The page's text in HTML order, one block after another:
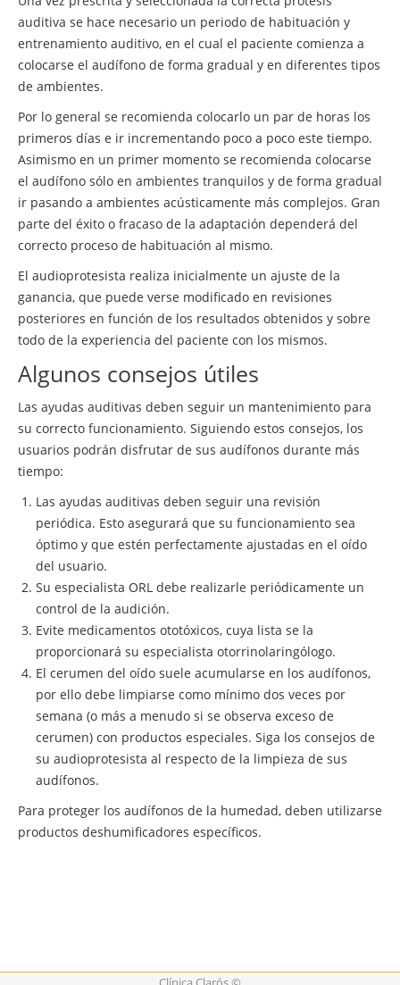
auditiva se hace necesario un periodo de habituación y
entrenamiento auditivo, en el cual el paciente comienza a
colocarse el audífono de forma gradual y en diferentes tipos
de ambientes.
Por lo general se recomienda colocarlo un par de horas los
primeros días e ir incrementando poco a poco este tiempo.
Asimismo en un primer momento se recomienda colocarse
el audífono sólo en ambientes tranquilos y de forma gradual
ir pasando a ambientes acústicamente más complejos. Gran
parte del éxito o fracaso de la adaptación dependerá del
correcto proceso de habituación al mismo.
El audioprotesista realiza inicialmente un ajuste de la
ganancia, que puede verse modificado en revisiones
posteriores en función de los resultados obtenidos y sobre
todo de la experiencia del paciente con los mismos.
Algunos consejos útiles
Las ayudas auditivas deben seguir un mantenimiento para
su correcto funcionamiento. Siguiendo estos consejos, los
usuarios podrán disfrutar de sus audífonos durante más
tiempo:
Las ayudas auditivas deben seguir una revisión
periódica. Esto asegurará que su funcionamiento sea
óptimo y que estén perfectamente ajustadas en el oído
del usuario.
Su especialista ORL debe realizarle periódicamente un
control de la audición.
Evite medicamentos ototóxicos, cuya lista se la
proporcionará su especialista otorrinolaringólogo.
El cerumen del oído suele acumularse en los audífonos,
por ello debe limpiarse como mínimo dos veces por
semana (o más a menudo si se observa exceso de
cerumen) con productos especiales. Siga los consejos de
su audioprotesista al respecto de la limpieza de sus
audífonos.
Para proteger los audífonos de la humedad, deben utilizarse
productos deshumificadores específicos.